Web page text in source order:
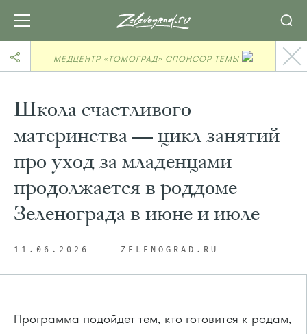
МЕДЦЕНТР «ТОМОГРАД» СПОНСОР ТЕМЫ
Школа счастливого
материнства — цикл занятий
про уход за младенцами
продолжается в роддоме
Зеленограда в июне и июле
11.06.2026 ZELENOGRAD.RU
Программа подойдет тем, кто готовится к родам,